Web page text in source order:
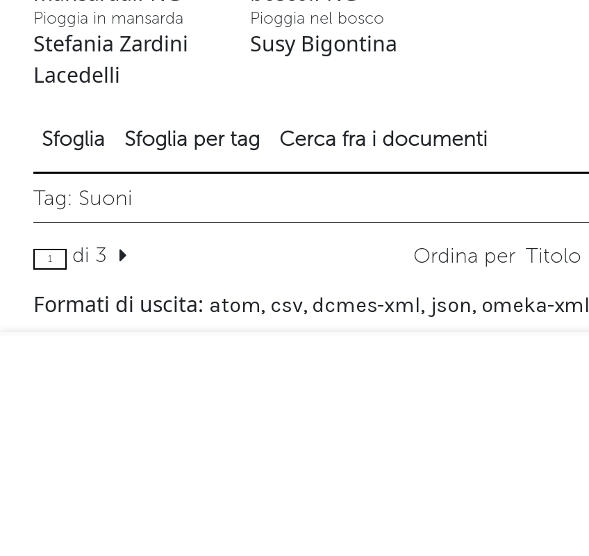
Pioggia in mansarda
Stefania Zardini
Lacedelli
Pioggia nel bosco
Susy Bigontina
Sfoglia Sfoglia per tag Cerca fra i documenti
Tag: Suoni
di 3 Ordina per Titolo
Formati di uscita atom, csv, dcmes-xml, json, omeka-xml